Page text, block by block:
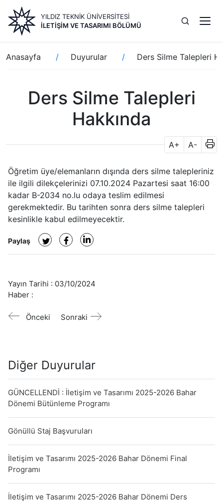
içeriğe
atla
YILDIZ TEKNİK ÜNİVERSİTESİ
İLETIŞIM VE TASARIMI BÖLÜMÜ
Sayfa
yolu
Anasayfa Duyurular Ders Silme Talepleri
Ders Silme Talepleri
Hakkında
A+ A-
Öğretim üye/elemanların dışında ders silme talepleriniz
ile ilgili dilekçelerinizi 07.10.2024 Pazartesi saat 16:00
kadar B-2034 no.lu odaya teslim edilmesi
gerekmektedir. Bu tarihten sonra ders silme talepleri
kesinlikle kabul edilmeyecektir.
Paylaş
Yayın Tarihi : 03/10/2024
Haber :
Önceki Sonraki
Diğer Duyurular
GÜNCELLENDİ : İletişim ve Tasarımı 2025-2026 Bahar
Dönemi Bütünleme Programı
Gönüllü Staj Başvuruları
İletişim ve Tasarımı 2025-2026 Bahar Dönemi Final
Programı
İletişim ve Tasarımı 2025-2026 Bahar Dönemi Ders